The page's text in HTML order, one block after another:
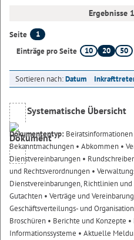
Ergebnisse
Seite
1
Einträge pro Seite
10 20 50
Sortieren nach:Datum
Systematische Übersicht
Dokumententyp:
Bekanntmachungen • Abkommen •
Dienstvereinbarungen •
und Rechtsverordnungen •
Dienstvereinbarungen, Richtlinien
Gutachten • Verträge und
Geschäftsverteilungs- und
Broschüren • Berichte und Konzepte
Informationssysteme • Aktuelle